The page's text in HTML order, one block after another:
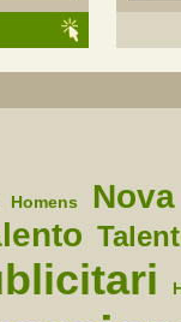
Homens Nova